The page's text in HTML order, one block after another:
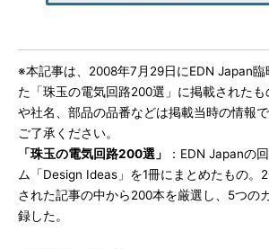
※本記事は、2008年7月29日にEDN Japan臨
た「珠玉の電気回路200選」に掲載された
や社名、部品の品番などは掲載当時の情報
ご了承ください。
「珠玉の電気回路200選」
：EDN Japanの
ム「Design Ideas」を1冊にまとめたもの。
された記事の中から200本を厳選し、5つの
録した。